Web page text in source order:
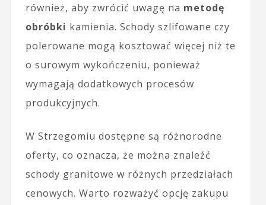
również, aby zwrócić uwagę na metodę
obróbki kamienia. Schody szlifowane czy
polerowane mogą kosztować więcej niż te
o surowym wykończeniu, ponieważ
wymagają dodatkowych procesów
produkcyjnych.
W Strzegomiu dostępne są różnorodne
oferty, co oznacza, że można znaleźć
schody granitowe w różnych przedziałach
cenowych. Warto rozważyć opcję zakupu